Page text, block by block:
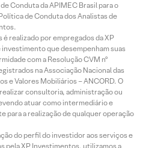
Conduta da APIMEC Brasil para o
de Conduta dos Analistas de
realizado por empregados da XP
que desempenham suas
com a Resolução CVM nº
na Associação Nacional das
e Valores Mobiliários – ANCORD. O
consultoria, administração ou
atuar como intermediário e
para a realização de qualquer operação
do perfil do investidor aos serviços e
pela XP Investimentos, utilizamos a